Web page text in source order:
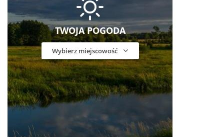
TWOJA POGODA
Wybierz miejscowość